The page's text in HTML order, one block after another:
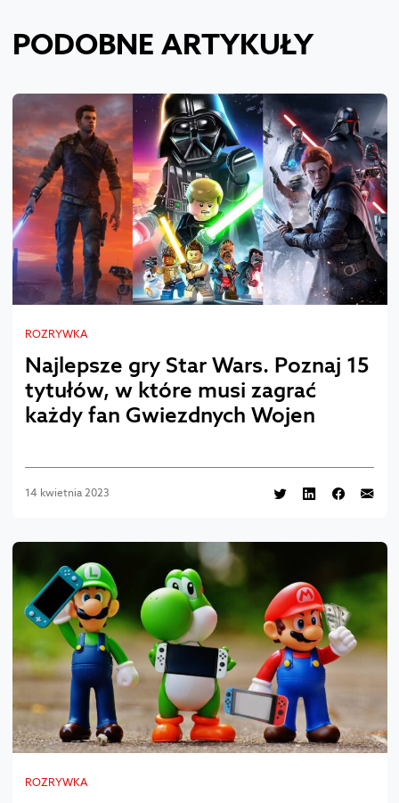
PODOBNE ARTYKUŁY
ROZRYWKA
Najlepsze gry Star Wars. Poznaj 15
tytułów, w które musi zagrać
każdy fan Gwiezdnych Wojen
14 kwietnia 2023
ROZRYWKA